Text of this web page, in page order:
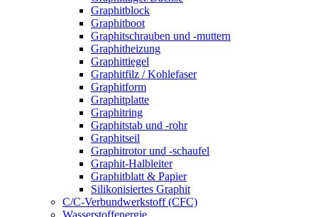
Graphitblock
Graphitboot
Graphitschrauben und -muttern
Graphitheizung
Graphittiegel
Graphitfilz / Kohlefaser
Graphitform
Graphitplatte
Graphitring
Graphitstab und -rohr
Graphitseil
Graphitrotor und -schaufel
Graphit-Halbleiter
Graphitblatt & Papier
Silikonisiertes Graphit
C/C-Verbundwerkstoff (CFC)
Wasserstoffenergie